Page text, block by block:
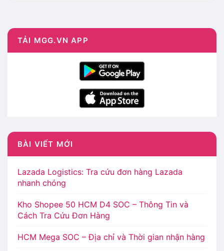
TẢI MGG.VN APP
BÀI VIẾT MỚI
Lazada Logistics: Tra cứu đơn hàng Lazada
nhanh chóng
Kho Shopee 50 HCM D4 SOC – Thông Tin và
Cách Tra Cứu Đơn Hàng
HCM Mega SOC – Địa chỉ và Thời gian nhận hàng